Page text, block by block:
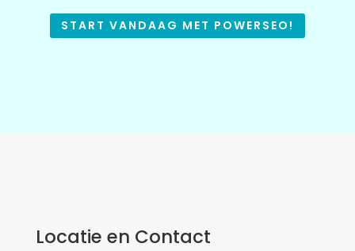
START VANDAAG MET POWERSEO!
Locatie en Contact